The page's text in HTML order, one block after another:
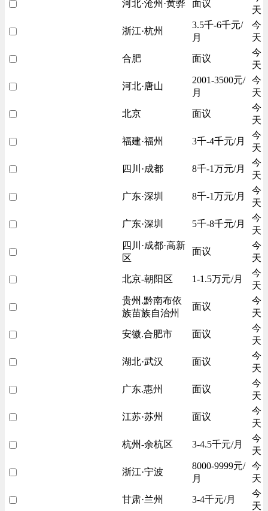
河北·沧州·黄骅 面议
天
浙江·杭州
3.5千-6千元/
月
今
天
合肥 面议
今
天
河北·唐山
2001-3500元/
月
今
天
北京 面议
今
天
福建·福州 3千-4千元/月
今
天
四川·成都 8千-1万元/月
今
天
广东·深圳 8千-1万元/月
今
天
广东·深圳 5千-8千元/月
今
天
四川·成都·高新
区
面议
今
天
北京-朝阳区 1-1.5万元/月
今
天
贵州.黔南布依
族苗族自治州
面议
今
天
安徽.合肥市 面议
今
天
湖北·武汉 面议
今
天
广东.惠州 面议
今
天
江苏·苏州 面议
今
天
杭州-余杭区 3-4.5千元/月
今
天
浙江·宁波
8000-9999元/
月
今
天
甘肃·兰州 3-4千元/月
今
天